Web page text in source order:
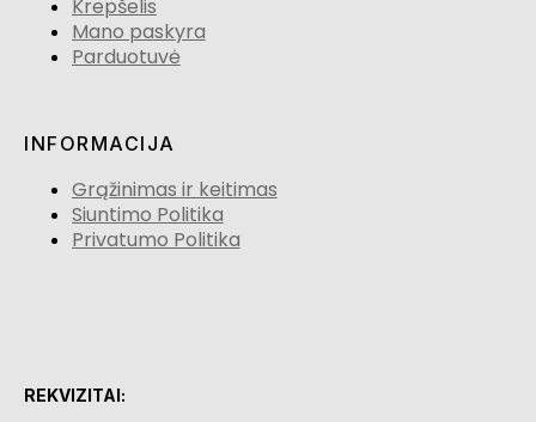
Krepšelis
Mano paskyra
Parduotuvė
INFORMACIJA
Grąžinimas ir keitimas
Siuntimo Politika
Privatumo Politika
REKVIZITAI: